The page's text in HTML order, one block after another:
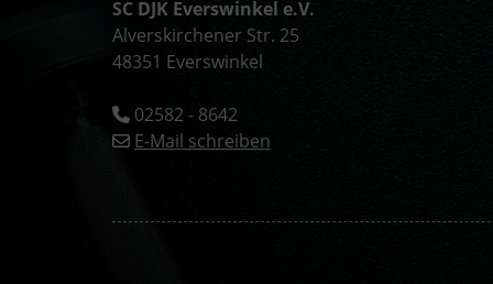
SC DJK Everswinkel e.V.
Alverskirchener Str. 25
48351 Everswinkel
02582 - 8642
E-Mail schreiben